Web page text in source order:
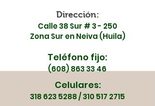
Dirección:
Calle 38 Sur # 3 - 250
Zona Sur en Neiva (Huila)
Teléfono fijo:
(608) 863 33 46
Celulares:
318 623 5288/310 517 2715